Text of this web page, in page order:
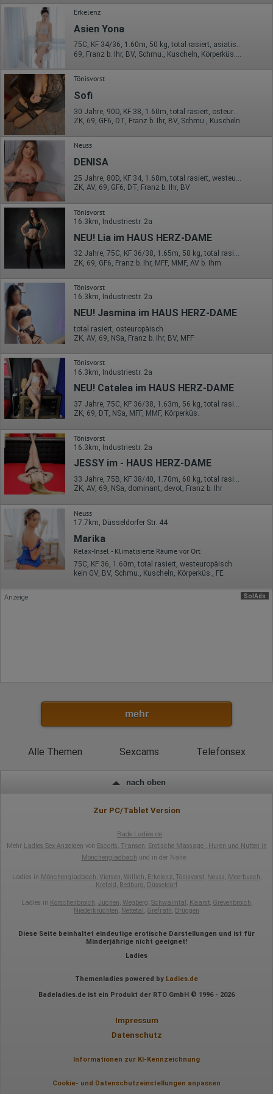
übertragen und dort gekürzt. Die von dem Browser des Nutzers
übermittelte IP-Adresse wird nicht mit anderen Daten von Google
zusammengeführt.
Erhobene Informationen zum Besucherverhalten sind folgende:
Herkunft (Land und Stadt)
Sprache
Betriebssystem
Gerät (PC, Tablet-PC oder Smartphone)
Browser und alle verwendeten Add-ons
Auflösung des Computers
Besucherquelle (Facebook, Suchmaschine oder
verweisende Webseite)
Welche Dateien wurden heruntergeladen?
Welche Videos angeschaut?
Wurden Werbebanner angeklickt?
Wohin ging der Besucher? Klickte er auf weitere Seiten des
Portals oder hat er sie komplett verlassen?
Wie lange blieb der Besucher?
Ort der Verarbeitung:
Europäische Union & USA
Hotjar
Wir nutzen Hotjar als Webanalysedient. Es wird verwendet, um
Daten über das Benutzerverhalten zu sammeln. Hotjar kann
auch im Rahmen von Umfragen und Feedbackfunktionen, die
auf unserer Website eingebunden sind, von Ihnen bereitgestellte
Informationen verarbeiten.
Herausgeber:
Hotjar Limited, Malta
Erhobene Daten:
Datum und Uhrzeit des Besuchs
Gerätetyp
Geografischer Standort
IP-Adresse
Mausbewegungen
Besuchte Seiten
Bildschirmauflösung
Eindeutige Gerätekennung
Sprachinformationen
Gerätebestriebssystem
Browser-Typ
Klicks
Domain-Name
Antworten auf Umfragen
Ort der Verarbeitung:
Europäische Union
Rechtliche Grundlage der Verarbeitung
Art. 6 Abs. 1 S. 1 lit. a DSGVO
Erkelenz
Asien Yona
75C, KF 34/36, 1.60m, 50 kg, total rasiert, asiatisch
Tönisvorst
Sofi
ZK, 69, GF6, DT, Franz b. Ihr, BV, Schmu., Kuscheln
Neuss
DENISA
25 Jahre, 80D, KF 34, 1.68m, total rasiert, westeuropäisch
ZK, AV, 69, GF6, DT, Franz b. Ihr, BV
Tönisvorst
16.3km, Industriestr. 2a
NEU! Lia im HAUS HERZ-DAME
32 Jahre, 75C, KF 36/38, 1.65m, 58 kg, total rasiert, Latina
ZK, 69, GF6, Franz b. Ihr, MFF, MMF, AV b. Ihm
Tönisvorst
16.3km, Industriestr. 2a
NEU! Jasmina im HAUS HERZ-DAME
total rasiert, osteuropäisch
ZK, AV, 69, NSa, Franz b. Ihr, BV, MFF
Tönisvorst
16.3km, Industriestr. 2a
NEU! Catalea im HAUS HERZ-DAME
37 Jahre, 75C, KF 36/38, 1.63m, 56 kg, total rasiert, mitteleuropäisch
ZK, 69, DT, NSa, MFF, MMF, Körperküs.
Tönisvorst
16.3km, Industriestr. 2a
JESSY im - HAUS HERZ-DAME
33 Jahre, 75B, KF 38/40, 1.70m, 60 kg, total rasiert, mitteleuropäisch
ZK, AV, 69, NSa, dominant, devot, Franz b. Ihr
Neuss
17.7km, Düsseldorfer Str. 44
Marika
Relax-Insel - Klimatisierte Räume vor Ort
75C, KF 36, 1.60m, total rasiert, westeuropäisch
kein GV, BV, Schmu., Kuscheln, Körperküs., FE
SolAds
Anzeige
mehr
Alle Themen Sexcams Telefonsex
nach oben
Zur PC/Tablet Version
Bade Ladies.de
Mehr Ladies Sex-Anzeigen von Escorts, Transen, Erotische Massage , Huren und Nutten in
Mönchengladbach und in der Nähe
Ladies in Mönchengladbach Viersen Willich Erkelenz Tönisvorst, Neuss Meerbusch
Krefeld Bedburg Düsseldorf
Ladies in Korschenbroich Jüchen Wegberg Schwalmtal Kaarst, Grevenbroich
Niederkrüchten Nettetal Grefrath Brüggen
Diese Seite beinhaltet eindeutige erotische Darstellungen und ist für
Minderjährige nicht geeignet!
Ladies
Themenladies powered by Ladies.de
Badeladies.de ist ein Produkt der RTO GmbH © 1996 - 2026
Impressum
Datenschutz
Informationen zur KI-Kennzeichnung
Cookie- und Datenschutzeinstellungen anpassen